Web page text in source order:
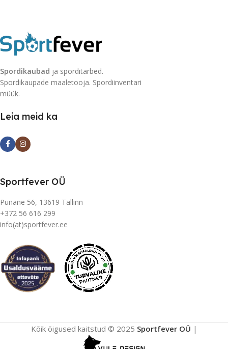
Spordikaubad ja sporditarbed.
Spordikaupade maaletooja. Spordiinventari
müük.
Leia meid ka
Sportfever OÜ
Punane 56, 13619 Tallinn
+372 56 616 299
info(at)sportfever.ee
Kõik õigused kaitstud © 2025 Sportfever OÜ |